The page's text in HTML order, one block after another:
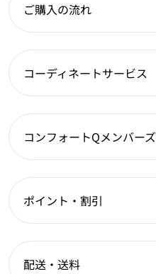
ご購入の流れ
コーディネートサービス
コンフォートQメンバーズ
ポイント・割引
配送・送料